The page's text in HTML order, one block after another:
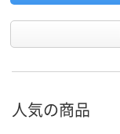
人気の商品